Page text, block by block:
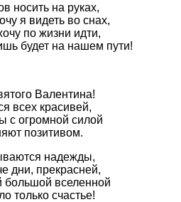
носить на руках,
я видеть во снах,
по жизни идти,
будет на нашем пути!
Валентина!
всех красивей,
с огромной силой
позитивом.
надежды,
дни, прекрасней,
большой вселенной
только счастье!